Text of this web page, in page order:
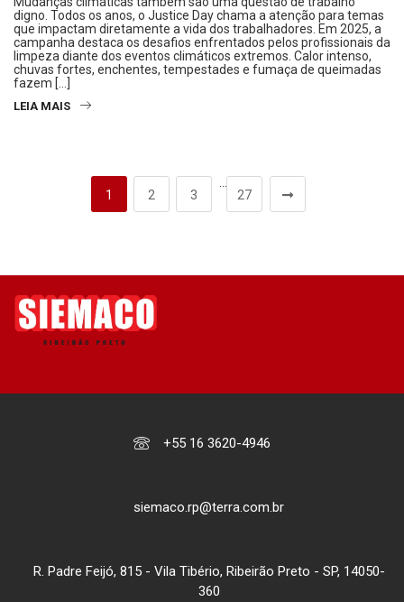
digno. Todos os anos, o Justice Day chama a atenção para temas
que impactam diretamente a vida dos trabalhadores. Em 2025, a
campanha destaca os desafios enfrentados pelos profissionais da
limpeza diante dos eventos climáticos extremos. Calor intenso,
chuvas fortes, enchentes, tempestades e fumaça de queimadas
fazem […]
LEIA MAIS
1 2 3
…
27
+55 16 3620-4946
siemaco.rp@terra.com.br
R. Padre Feijó, 815 - Vila Tibério, Ribeirão Preto - SP, 14050-
360